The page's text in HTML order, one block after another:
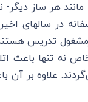
هر ساز
در سالهای اخیر
تدریس
نه تنها باعث
علاوه بر